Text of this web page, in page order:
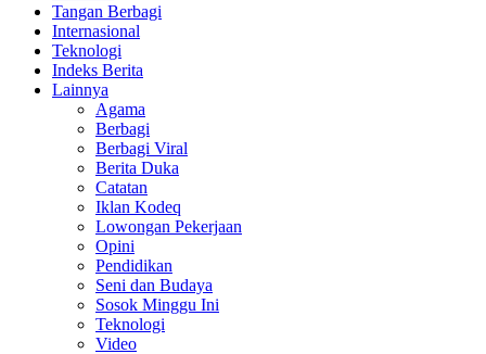
Tangan Berbagi
Internasional
Teknologi
Indeks Berita
Lainnya
Agama
Berbagi
Berbagi Viral
Berita Duka
Catatan
Iklan Kodeq
Lowongan Pekerjaan
Opini
Pendidikan
Seni dan Budaya
Sosok Minggu Ini
Teknologi
Video